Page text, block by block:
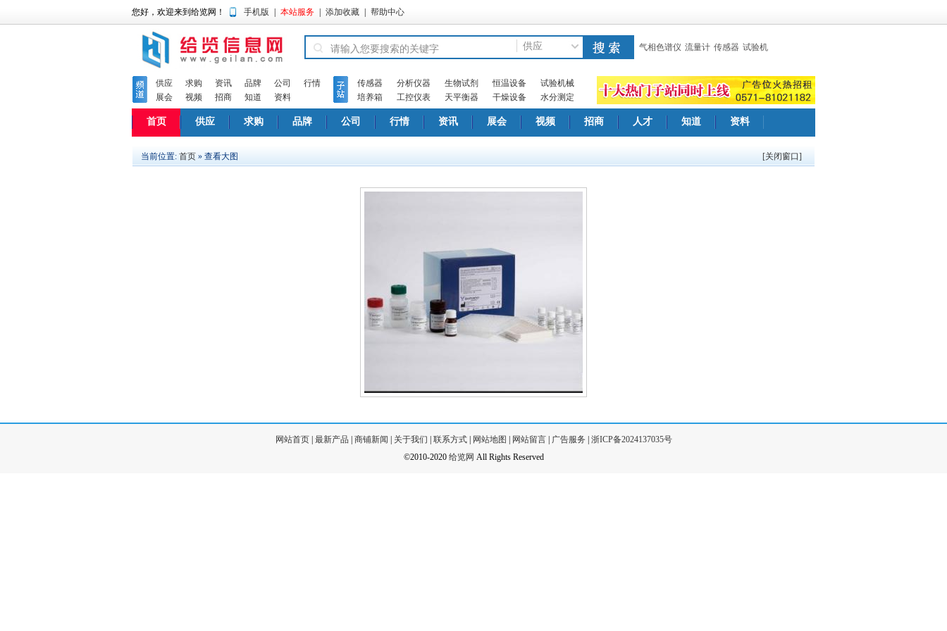
您好，欢迎来到给览网！ 手机版 本站服务 添加收藏 帮助中心
供应 气相色谱仪 流量计 传感器 试验机
供应 求购 资讯 品牌 公司
行情
展会
视频 招商 知道 资料
传感器 分析仪器 生物试剂 恒温设备
试验机械
培养箱
工控仪表 天平衡器 干燥设备 水分测定
首页 供应 求购 品牌 公司 行情 资讯 展会 视频 招商 人才 知道 资料
[关闭窗口]
当前位置: 首页 » 查看大图
网站首页| 最新产品 商铺新闻 关于我们 联系方式| 网站地图 网站留言| 广告服务
浙ICP备2024137035号
©2010-2020 给览网 All Rights Reserved